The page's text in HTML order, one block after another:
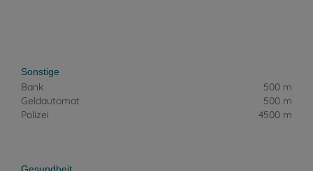
Sonstige
Bank
500 m
Geldautomat
500 m
Polizei
4500 m